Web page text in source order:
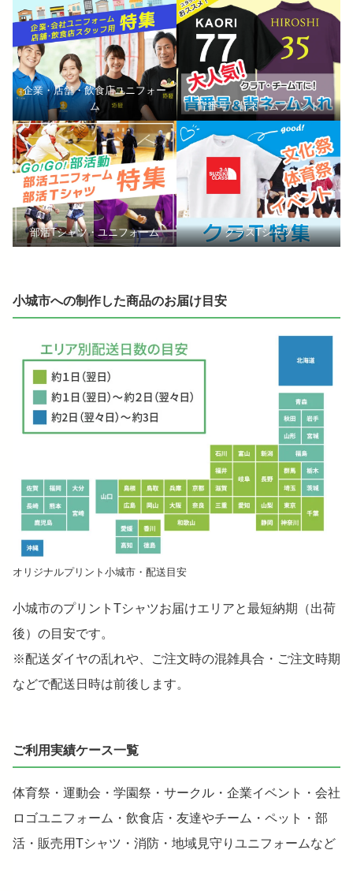
企業・店舗・飲食店ユニフォー
ム
背番号・背ネームプリント
部活Tシャツ・ユニフォーム クラスTシャツ
小城市への制作した商品のお届け目安
オリジナルプリント小城市・配送目安
小城市のプリントTシャツお届けエリアと最短納期（出荷
後）の目安です。
※配送ダイヤの乱れや、ご注文時の混雑具合・ご注文時期
などで配送日時は前後します。
ご利用実績ケース一覧
体育祭・運動会・学園祭・サークル・企業イベント・会社
ロゴユニフォーム・飲食店・友達やチーム・ペット・部
活・販売用Tシャツ・消防・地域見守りユニフォームなど